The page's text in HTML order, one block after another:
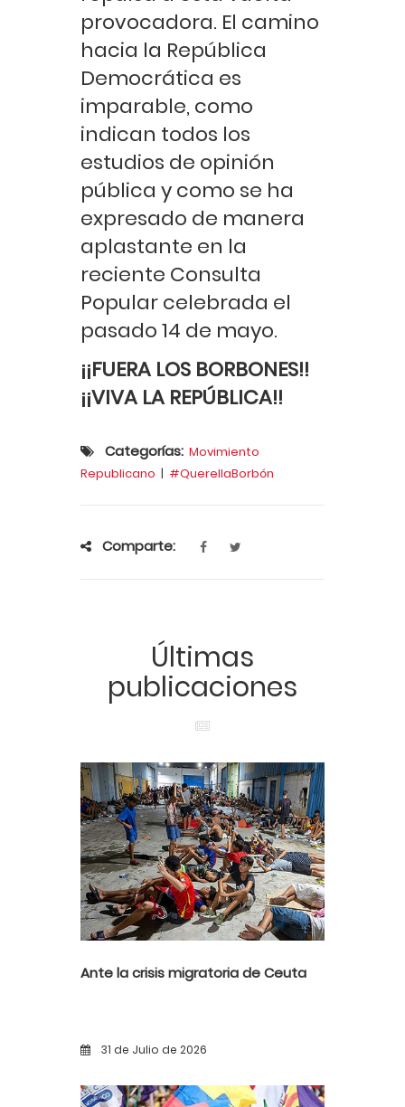
provocadora. El camino
hacia la República
Democrática es
imparable, como
indican todos los
estudios de opinión
pública y como se ha
expresado de manera
aplastante en la
reciente Consulta
Popular celebrada el
pasado 14 de mayo.
¡¡FUERA LOS BORBONES!!
¡¡VIVA LA REPÚBLICA!!
Categorías: Movimiento
Republicano | #QuerellaBorbón
Comparte:
Últimas
publicaciones
Ante la crisis migratoria de Ceuta
31 de Julio de 2026